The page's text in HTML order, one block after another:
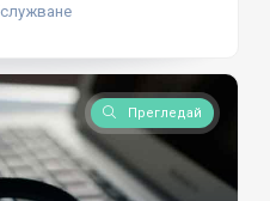
Прегледай